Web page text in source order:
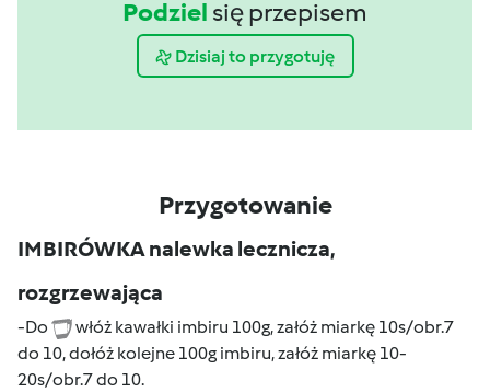
Podziel się przepisem
Dzisiaj to przygotuję
Przygotowanie
IMBIRÓWKA nalewka lecznicza,
rozgrzewająca
-Do
włóż kawałki imbiru 100g, załóż miarkę 10s/obr.7
do 10, dołóż kolejne 100g imbiru, załóż miarkę 10-
20s/obr.7 do 10.